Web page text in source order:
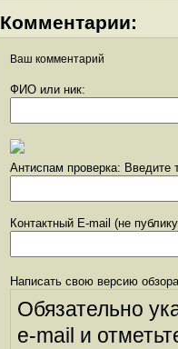
Комментарии:
Ваш комментарий
ФИО или ник:
Антиспам проверка: Введите
Контактный E-mail (не
Написать свою версию
Обязательно
e-mail и